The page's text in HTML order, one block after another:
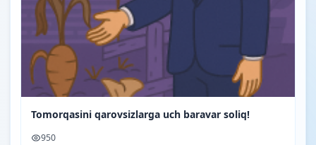
Tomorqasini qarovsizlarga uch baravar soliq!
950